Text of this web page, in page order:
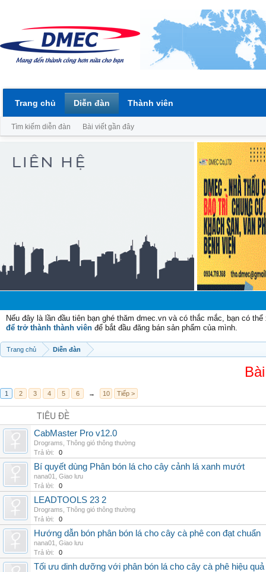
Nếu đây là lần đầu tiên bạn ghé thăm dmec.vn và có thắc mắc, bạn có
để trở thành thành viên để bắt đầu đăng bán sản phẩm của mình.
Trang chủ Diễn đàn
1 2 3 4 5 6 → 10 Tiếp >
TIÊU ĐỀ
CabMaster Pro v12.0
Drograms Thông gió thông thường
Trả lời:
0
Bí quyết dùng Phân bón lá cho cây cảnh lá xanh mướt
nana01
Giao lưu
Trả lời:
0
LEADTOOLS 23 2
Drograms Thông gió thông thường
Trả lời:
0
Hướng dẫn bón phân bón lá cho cây cà phê con đạt chuẩn
nana01
Giao lưu
Trả lời:
0
Tối ưu dinh dưỡng với phân bón lá cho cây cà phê hiệu quả
Trang chủ Diễn đàn
Tìm kiếm diễn đàn Bài viết gần đây
Thành viên